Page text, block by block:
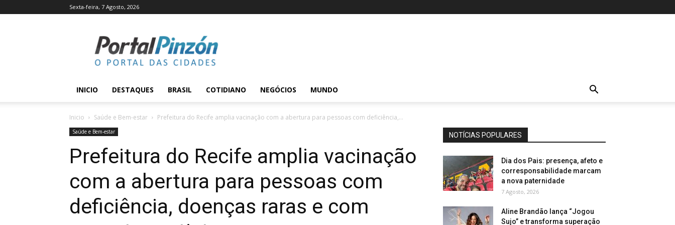
Sexta-feira, 7 Agosto, 2026
Pinzón
INICIO DESTAQUES BRASIL COTIDIANO NEGÓCIOS MUNDO
Inicio Saúde e Bem-estar Prefeitura do Recife amplia vacinação com a abertura para pessoas com deficiência,...
Saúde e Bem-estar
Prefeitura do Recife amplia vacinação
com a abertura para pessoas com
deficiência, doenças raras e com
NOTÍCIAS POPULARES
Dia dos Pais: presença, afeto e
corresponsabilidade marcam
a nova paternidade
7 Agosto, 2026
Aline Brandão lança “Jogou
Sujo” e transforma superação